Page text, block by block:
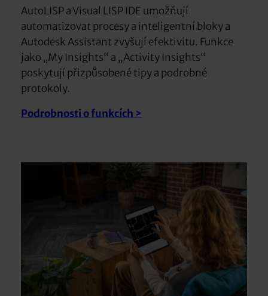
AutoLISP a Visual LISP IDE umožňují
automatizovat procesy a inteligentní bloky a
Autodesk Assistant zvyšují efektivitu. Funkce
jako „My Insights“ a „Activity Insights“
poskytují přizpůsobené tipy a podrobné
protokoly.
Podrobnosti o funkcích >